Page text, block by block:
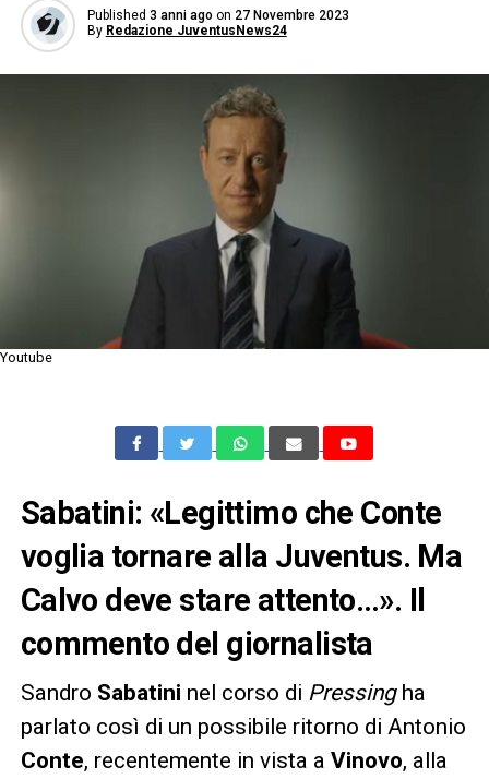
Published 3 anni ago on 27 Novembre 2023
By Redazione JuventusNews24
Youtube
Sabatini: «Legittimo che Conte
voglia tornare alla Juventus. Ma
Calvo deve stare attento…». Il
commento del giornalista
Sandro Sabatini nel corso di Pressingha
parlato così di un possibile ritorno di Antonio
Conte, recentemente in vista a Vinovo, alla